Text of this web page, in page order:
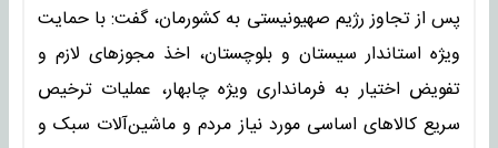
پس از تجاوز رژیم صهیونیستی به کشورمان، گفت: با حمایت
ویژه استاندار سیستان و بلوچستان، اخذ مجوز‌های لازم و
تفویض اختیار به فرمانداری ویژه چابهار، عملیات ترخیص
سریع کالا‌های اساسی مورد نیاز مردم و ماشین‌آلات سبک و